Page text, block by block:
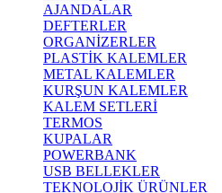
AJANDALAR
DEFTERLER
ORGANİZERLER
PLASTİK KALEMLER
METAL KALEMLER
KURŞUN KALEMLER
KALEM SETLERİ
TERMOS
KUPALAR
POWERBANK
USB BELLEKLER
TEKNOLOJİK ÜRÜNLER